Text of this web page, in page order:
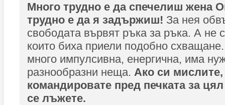
Много трудно е да спечелиш жена
трудно е да я задържиш! За нея
свободата вървят ръка за ръка. А не
които биха приели подобно
много импулсивна, енергична, има
разнообразни неща. Ако си
командировате пред печката за
се лъжете.